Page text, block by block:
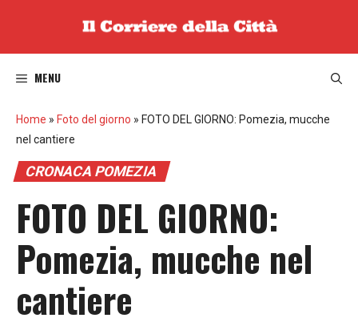
MENU
Home » Foto del giorno » FOTO DEL GIORNO: Pomezia, mucche
nel cantiere
CRONACA POMEZIA
FOTO DEL GIORNO:
Pomezia, mucche nel
cantiere